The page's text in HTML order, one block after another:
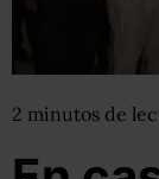
2 minutos de